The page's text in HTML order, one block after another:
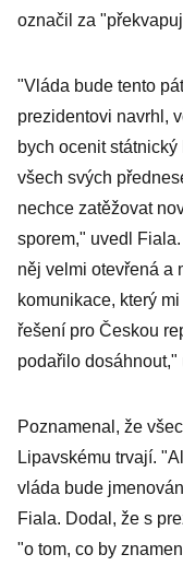
označil za
"Vláda bude tento
prezidentovi navrhl,
bych ocenit
všech svých
nechce zatěžovat
sporem," uvedl
něj velmi otevřená a
komunikace, který
řešení pro Českou
podařilo dosáhnout,"
Poznamenal, že
Lipavskému trvají.
vláda bude
Fiala. Dodal, že s
"o tom, co by